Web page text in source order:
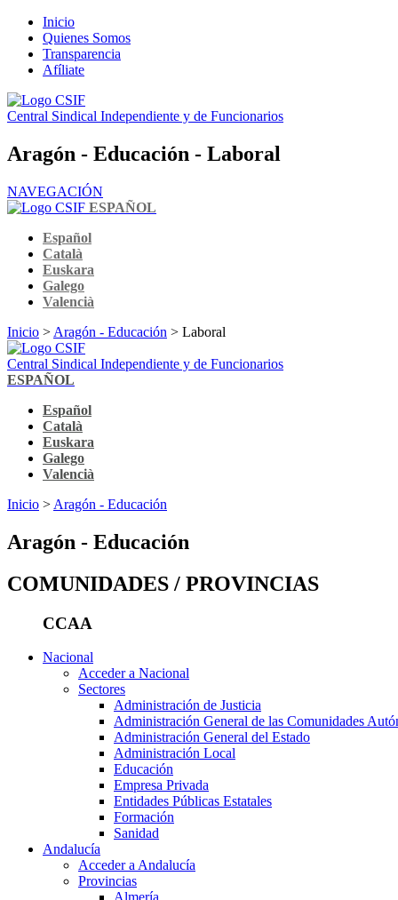
Inicio
Quienes Somos
Transparencia
Afíliate
Central Sindical Independiente y de Funcionarios
Aragón - Educación - Laboral
NAVEGACIÓN
ESPAÑOL
Español
Català
Euskara
Galego
Valencià
Inicio > Aragón - Educación > Laboral
Central Sindical Independiente y de Funcionarios
ESPAÑOL
Español
Català
Euskara
Galego
Valencià
Inicio > Aragón - Educación
Aragón - Educación
COMUNIDADES / PROVINCIAS
CCAA
Nacional
Acceder a Nacional
Sectores
Administración de Justicia
Administración General de las Comunidades
Administración General del Estado
Administración Local
Educación
Empresa Privada
Entidades Públicas Estatales
Formación
Sanidad
Andalucía
Acceder a Andalucía
Provincias